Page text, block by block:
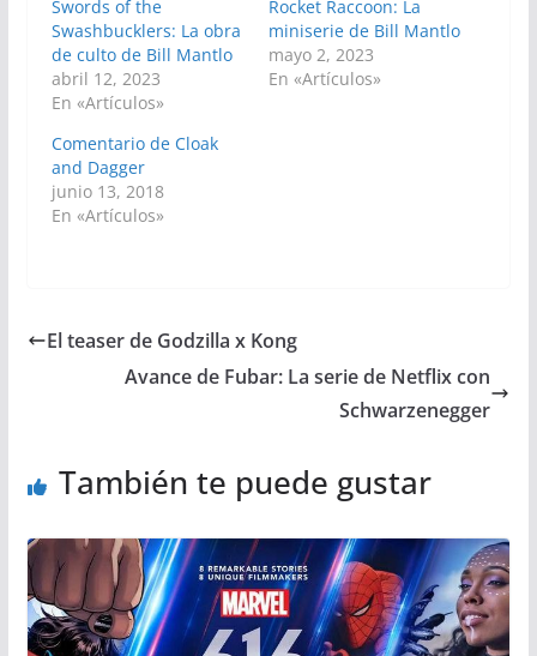
Swords of the
Swashbucklers: La obra
de culto de Bill Mantlo
abril 12, 2023
En «Artículos»
Rocket Raccoon: La
miniserie de Bill Mantlo
mayo 2, 2023
En «Artículos»
Comentario de Cloak
and Dagger
junio 13, 2018
En «Artículos»
El teaser de Godzilla x Kong
Avance de Fubar: La serie de Netflix con
Schwarzenegger
También te puede gustar